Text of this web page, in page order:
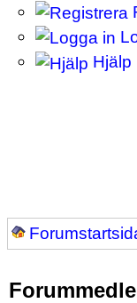
Hjälp